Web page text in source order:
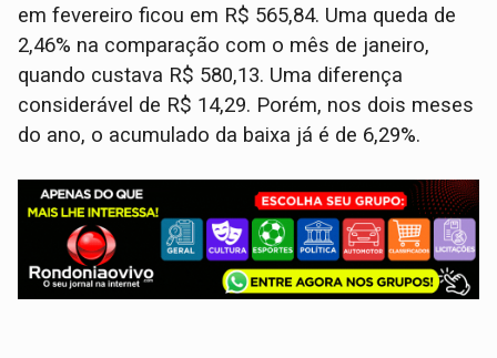
em fevereiro ficou em R$ 565,84. Uma queda de
2,46% na comparação com o mês de janeiro,
quando custava R$ 580,13. Uma diferença
considerável de R$ 14,29. Porém, nos dois meses
do ano, o acumulado da baixa já é de 6,29%.